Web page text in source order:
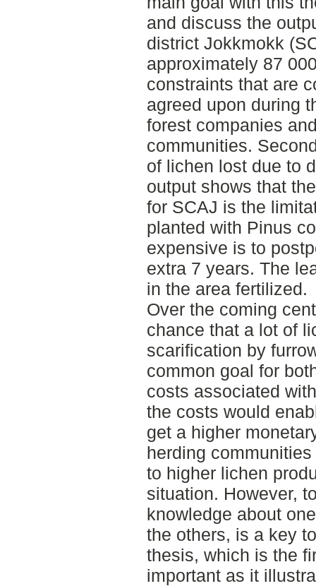
and discuss the
district Jokkmokk
approximately 87
constraints that are
agreed upon during
forest companies
communities.
of lichen lost due to
output shows that
for SCAJ is the
planted with Pinus
expensive is to
extra 7 years. The
in the area fertilized.
Over the coming
chance that a lot of
scarification by
common goal for
costs associated
the costs would
get a higher
herding
to higher lichen
situation. However,
knowledge about
the others, is a key
thesis, which is the
important as it